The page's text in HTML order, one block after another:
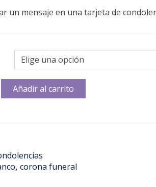
un mensaje en una tarjeta de
Añadir al carrito
,corona funeral